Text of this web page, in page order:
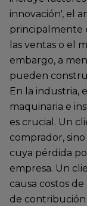
innovación', el
principalmente
las ventas o el
embargo, a
pueden
En la industria,
maquinaria e
es crucial. Un
comprador,
cuya pérdida
empresa. Un
causa costos
de